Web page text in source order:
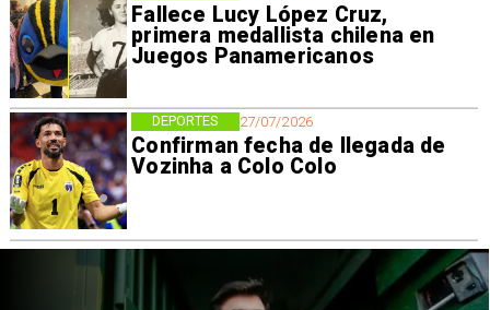
Fallece Lucy López Cruz,
primera medallista chilena en
Juegos Panamericanos
27/07/2026
Confirman fecha de llegada de
Vozinha a Colo Colo
DEPORTES